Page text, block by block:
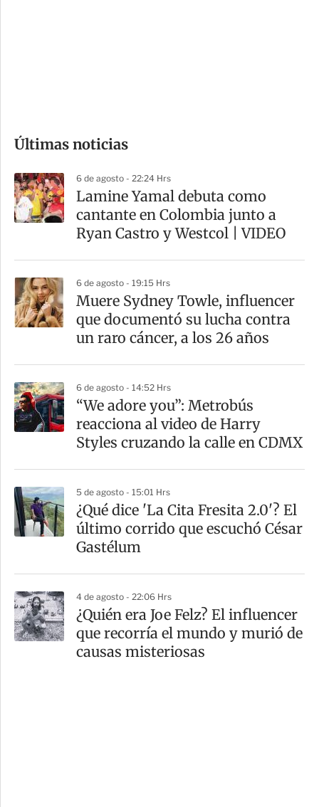
m
a
r
t
Últimas noticias
6 de agosto - 22:24 Hrs
Lamine Yamal debuta como
cantante en Colombia junto a
Ryan Castro y Westcol | VIDEO
6 de agosto - 19:15 Hrs
Muere Sydney Towle, influencer
que documentó su lucha contra
un raro cáncer, a los 26 años
6 de agosto - 14:52 Hrs
“We adore you”: Metrobús
reacciona al video de Harry
Styles cruzando la calle en CDMX
5 de agosto - 15:01 Hrs
¿Qué dice 'La Cita Fresita 2.0'? El
último corrido que escuchó César
Gastélum
4 de agosto - 22:06 Hrs
¿Quién era Joe Felz? El influencer
que recorría el mundo y murió de
causas misteriosas